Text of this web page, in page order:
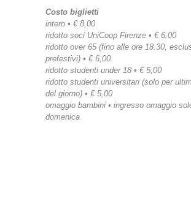
Costo biglietti
intero • € 8,00
ridotto soci UniCoop Firenze • € 6,00
ridotto over 65 (fino alle ore 18.30,
prefestivi) • € 6,00
ridotto studenti under 18 • € 5,00
ridotto studenti universitari (solo per
del giorno) • € 5,00
omaggio bambini • ingresso omaggio
domenica